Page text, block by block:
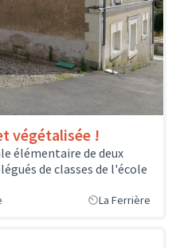
végétalisée !
élémentaire de deux
de classes de l'école
La Ferrière